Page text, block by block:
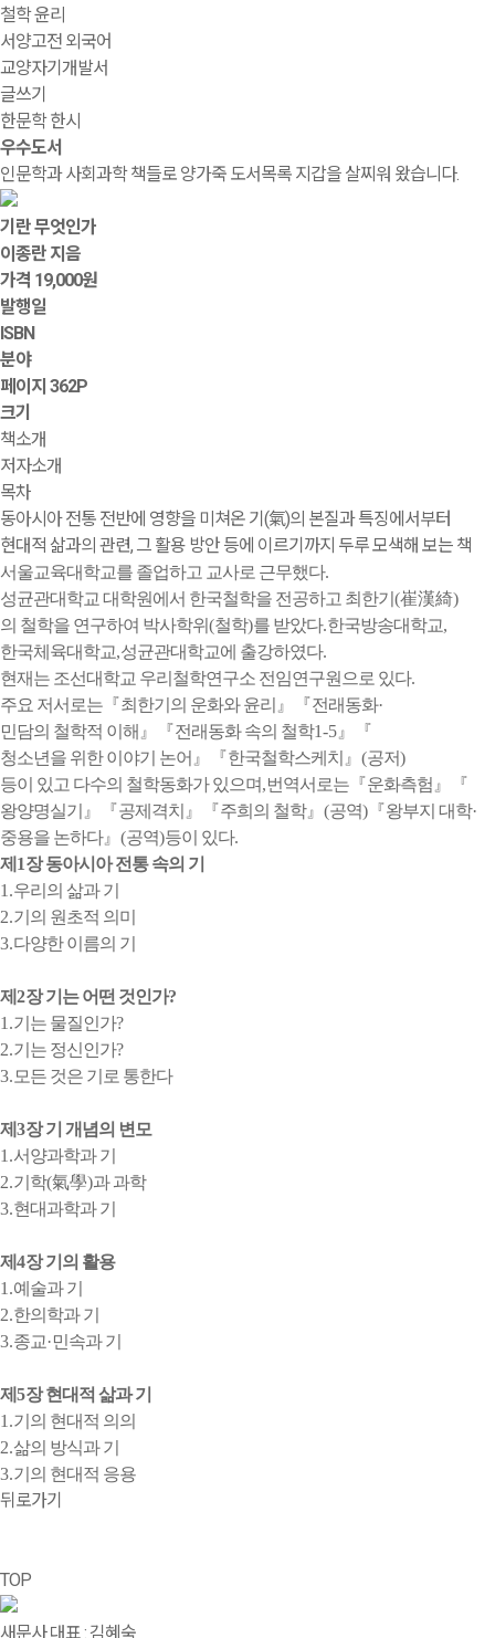
철학 윤리
서양고전 외국어
교양자기개발서
글쓰기
한문학 한시
우수도서
인문학과 사회과학 책들로 양가죽 도서목록 지갑을 살찌워 왔습니다.
기란 무엇인가
이종란 지음
가격 19,000원
발행일
ISBN
분야
페이지 362P
크기
책소개
저자소개
목차
동아시아 전통 전반에 영향을 미쳐온 기(氣)의 본질과 특징에서부터
현대적 삶과의 관련, 그 활용 방안 등에 이르기까지 두루 모색해 보는 책
서울교육대학교를 졸업하고 교사로 근무했다.
성균관대학교 대학원에서 한국철학을 전공하고 최한기 (崔漢綺)
의 철학을 연구하여 박사학위(철학)를 받았다.한국방송대학교,
한국체육대학교,성균관대학교에 출강하였다.
현재는 조선대학교 우리철학연구소 전임연구원으로 있다.
주요 저서로는 『최한기의 운화와 윤리 』『전래동화·
민담의 철학적 이해 』『전래동화 속의 철학1-5 』『
청소년을 위한 이야기 논어 』『한국철학스케치 』 (공저)
등이 있고 다수의 철학동화가 있으며,번역서로는 『운화측험 』『
왕양명실기 』『공제격치 』『주희의 철학』 (공역) 『왕부지 대학·
중용을 논하다』 (공역)등이 있다.
제 1장 동아시아 전통 속의 기
1.우리의 삶과 기
2.기의 원초적 의미
3.다양한 이름의 기
제 2장 기는 어떤 것인가?
1.기는 물질인가?
2.기는 정신인가?
3. 모든 것은 기로 통한다
제 3장 기 개념의 변모
1.서양과학과 기
2.기학(氣學)과 과학
3.현대과학과 기
제 4장 기의 활용
1.예술과 기
2.한의학과 기
3.종교·민속과 기
제 5장 현대적 삶과 기
1.기의 현대적 의의
2.삶의 방식과 기
3.기의 현대적 응용
뒤로가기
TOP
새문사 대표 : 김혜숙